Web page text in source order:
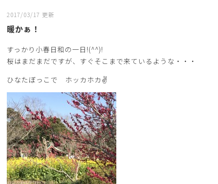
2017/03/17 更新
暖かぁ！
すっかり小春日和の一日!(^^)!
桜はまだまだですが、すぐそこまで来ているような・・・
ひなたぼっこで ホッカホカ✌